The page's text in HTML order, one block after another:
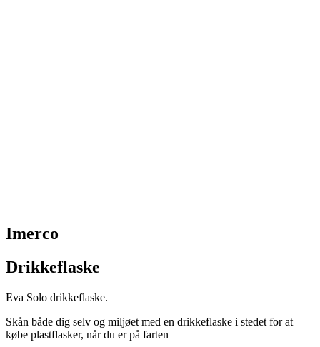
Imerco
Drikkeflaske
Eva Solo drikkeflaske.
Skån både dig selv og miljøet med en drikkeflaske i stedet for at
købe plastflasker, når du er på farten